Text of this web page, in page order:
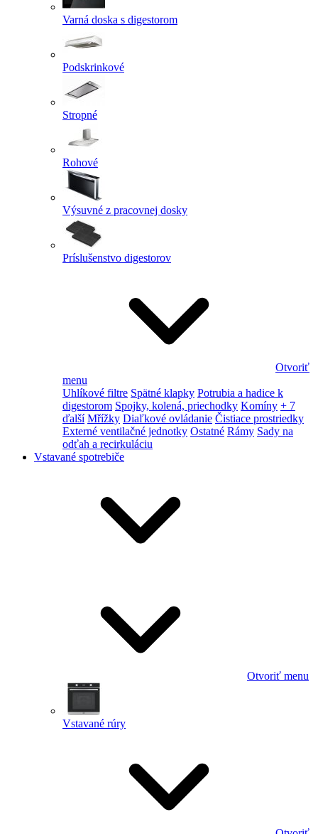
Varná doska s digestorom
Podskrinkové
Stropné
Rohové
Výsuvné z pracovnej dosky
Príslušenstvo digestorov
Otvoriť
menu
Uhlíkové filtre Spätné klapky Potrubia a hadice k
digestorom Spojky, kolená, priechodky Komíny + 7
ďalší Mřížky Diaľkové ovládanie Čistiace prostriedky
Externé ventilačné jednotky Ostatné Rámy Sady na
odťah a recirkuláciu
Vstavané spotrebiče
Otvoriť menu
Vstavané rúry